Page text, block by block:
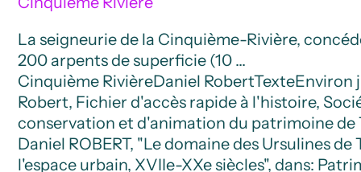
La seigneurie de la Cinquième-Rivière,
200 arpents de superficie (10 …
Cinquième RivièreDaniel RobertTexteEnviron
Robert, Fichier d'accès rapide à l'histoire,
conservation et d'animation du patrimoine de
Daniel ROBERT, "Le domaine des Ursulines de
l'espace urbain, XVIIe-XXe siècles", dans: